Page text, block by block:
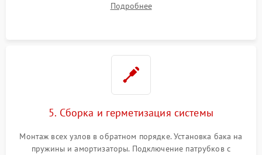
или поврежденной резиновой манжеты.
Подробнее
5. Сборка и герметизация системы
Монтаж всех узлов в обратном порядке. Установка бака на
пружины и амортизаторы. Подключение патрубков с